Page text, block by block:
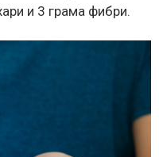
и 3 грама фибри.